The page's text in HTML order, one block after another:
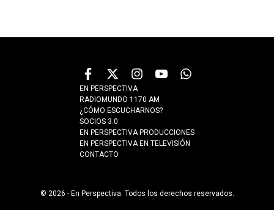
EN PERSPECTIVA
RADIOMUNDO 1170 AM
¿CÓMO ESCUCHARNOS?
SOCIOS 3.0
EN PERSPECTIVA PRODUCCIONES
EN PERSPECTIVA EN TELEVISIÓN
CONTACTO
© 2026 - En Perspectiva. Todos los derechos reservados.